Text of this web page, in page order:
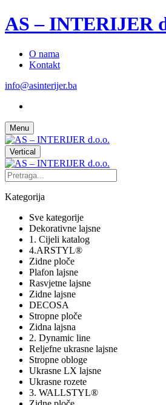
AS – INTERIJER
O nama
Kontakt
info@asinterijer.ba
Menu
Vertical
Kategorija
Sve kategorije
Dekorativne lajsne
1. Cijeli katalog
4.ARSTYL®
Zidne ploče
Plafon lajsne
Rasvjetne lajsne
Zidne lajsne
DECOSA
Stropne ploče
Zidna lajsna
2. Dynamic line
Reljefne ukrasne lajsne
Stropne obloge
Ukrasne LX lajsne
Ukrasne rozete
3. WALLSTYL®